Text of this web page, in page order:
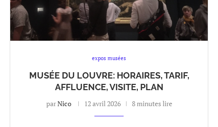
expos musées
MUSÉE DU LOUVRE: HORAIRES, TARIF,
AFFLUENCE, VISITE, PLAN
parNico 12 avril 2026 8 minutes lire